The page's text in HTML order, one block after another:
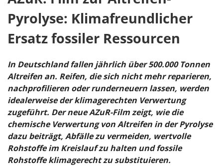
Pyrolyse: Klimafreundlicher
Ersatz fossiler Ressourcen
In Deutschland fallen jährlich über 500.000 Tonnen
Altreifen an. Reifen, die sich nicht mehr reparieren,
nachprofilieren oder runderneuern lassen, werden
idealerweise der klimagerechten Verwertung
zugeführt. Der neue AZuR-Film zeigt, wie die
chemische Verwertung von Altreifen in der Pyrolyse
dazu beiträgt, Abfälle zu vermeiden, wertvolle
Rohstoffe im Kreislauf zu halten und fossile
Rohstoffe klimagerecht zu substituieren.